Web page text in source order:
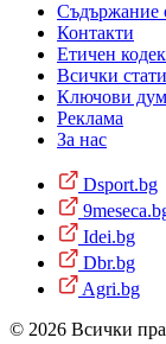
Съдържание
Контакти
Етичен
Всички
Ключови
Реклама
За нас
Dsport.bg
Idei.bg
Dbr.bg
Agri.bg
© 2026 Всички